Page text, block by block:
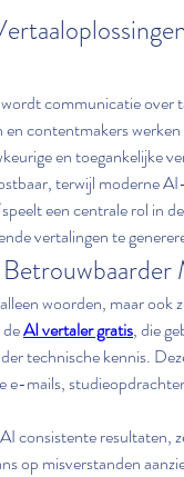
communicatie over
contentmakers
en toegankelijke
terwijl moderne
speelt een centrale rol in
vertalingen te
woorden, maar ook
AI vertaler gratis, die
technische kennis.
e-mails,
consistente resultaten,
op misverstanden